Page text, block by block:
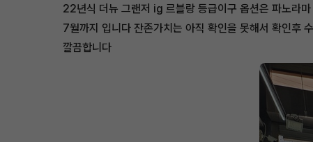
22년식 더뉴 그랜저 ig 르블랑 등급이구 옵션은 파노라
7월까지 입니다 잔존가치는 아직 확인을 못해서 확인후
깔끔합니다